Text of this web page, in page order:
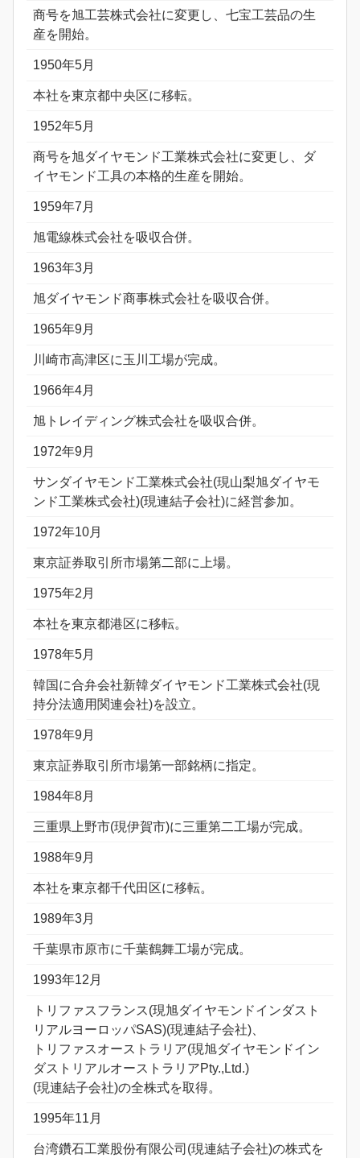
商号を旭工芸株式会社に変更し、七宝工芸品の生
産を開始。
1950年5月
本社を東京都中央区に移転。
1952年5月
商号を旭ダイヤモンド工業株式会社に変更し、ダ
イヤモンド工具の本格的生産を開始。
1959年7月
旭電線株式会社を吸収合併。
1963年3月
旭ダイヤモンド商事株式会社を吸収合併。
1965年9月
川崎市高津区に玉川工場が完成。
1966年4月
旭トレイディング株式会社を吸収合併。
1972年9月
サンダイヤモンド工業株式会社(現山梨旭ダイヤモ
ンド工業株式会社)(現連結子会社)に経営参加。
1972年10月
東京証券取引所市場第二部に上場。
1975年2月
本社を東京都港区に移転。
1978年5月
韓国に合弁会社新韓ダイヤモンド工業株式会社(現
持分法適用関連会社)を設立。
1978年9月
東京証券取引所市場第一部銘柄に指定。
1984年8月
三重県上野市(現伊賀市)に三重第二工場が完成。
1988年9月
本社を東京都千代田区に移転。
1989年3月
千葉県市原市に千葉鶴舞工場が完成。
1993年12月
トリファスフランス(現旭ダイヤモンドインダスト
リアルヨーロッパSAS)(現連結子会社)、
トリファスオーストラリア(現旭ダイヤモンドイン
ダストリアルオーストラリアPty.,Ltd.)
(現連結子会社)の全株式を取得。
1995年11月
台湾鑽石工業股份有限公司(現連結子会社)の株式を